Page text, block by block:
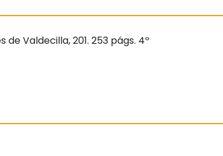
Valdecilla, 201. 253 págs. 4º